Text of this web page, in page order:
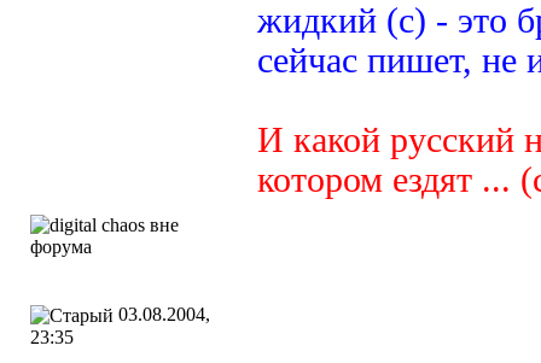
жидкий (с) - это
сейчас пишет, не
И какой русский
котором ездят ...
03.08.2004,
23:35